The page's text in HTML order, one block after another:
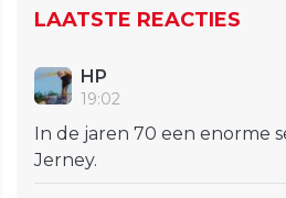
LAATSTE REACTIES
HP
19:02
In de jaren 70 een enorme
Jerney.